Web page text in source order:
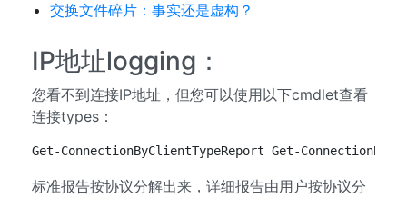
交换文件碎片：事实还是虚构？
IP地址logging：
您看不到连接IP地址，但您可以使用以下cmdlet查看
连接types：
Get-ConnectionByClientTypeReport Get-
标准报告按协议分解出来，详细报告由用户按协议分